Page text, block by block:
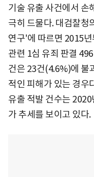
기술 유출 사건에서 손
극히 드물다. 대검찰청
연구'에 따르면 2015
관련 1심 유죄 판결
건은 23건(4.6%)에 불
적인 피해가 있는 경우
유출 적발 건수는
가 추세를 보이고 있다.